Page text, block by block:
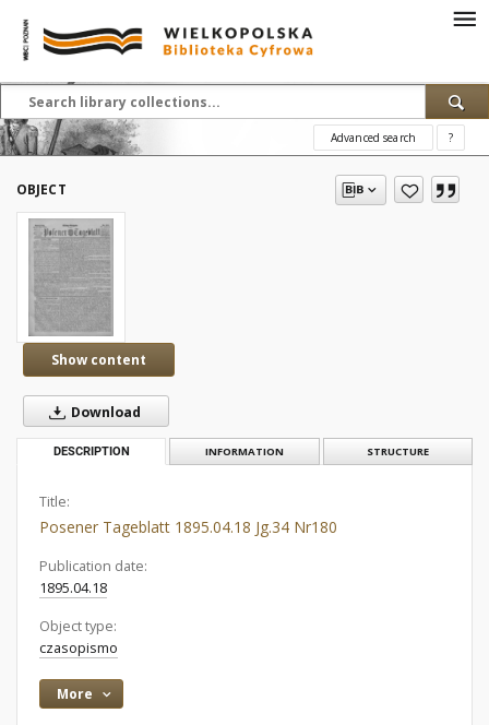
Advanced search ?
OBJECT
Show content
Download
DESCRIPTION INFORMATION STRUCTURE
Title:
Posener Tageblatt 1895.04.18 Jg.34 Nr180
Publication date:
1895.04.18
Object type:
czasopismo
More